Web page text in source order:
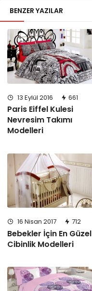
BENZER YAZILAR
13 Eylül 2016 661
Paris Eiffel Kulesi
Nevresim Takımı
Modelleri
16 Nisan 2017 712
Bebekler İçin En Güzel
Cibinlik Modelleri